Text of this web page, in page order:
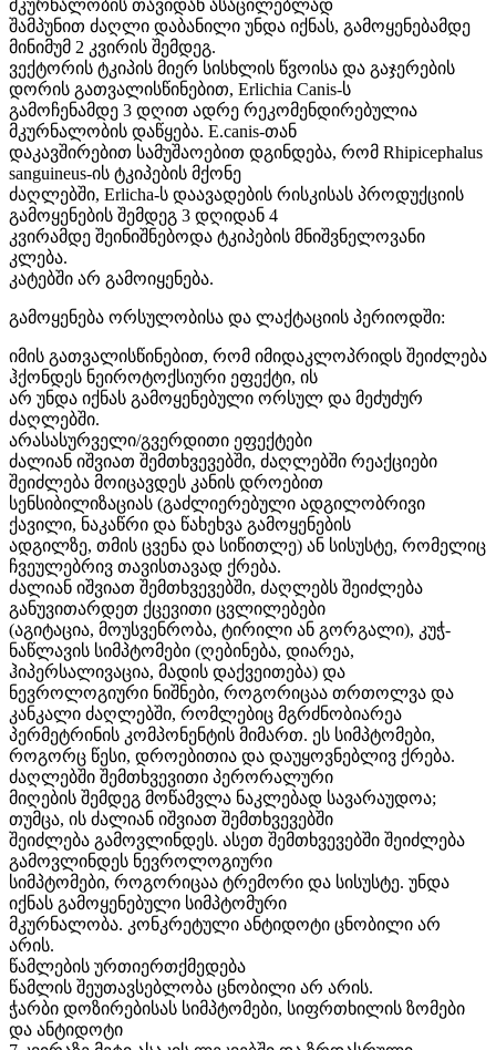
მკურნალობის თავიდან ასაცილებლად
შამპუნით ძაღლი დაბანილი უნდა იქნას, გამოყენებამდე
მინიმუმ 2 კვირის შემდეგ.
ვექტორის ტკიპის მიერ სისხლის წვოისა და გაჯერების
დორის გათვალისწინებით, Erlichia Canis-ს
გამოჩენამდე 3 დღით ადრე რეკომენდირებულია
მკურნალობის დაწყება. E.canis-თან
დაკავშირებით სამუშაოებით დგინდება, რომ Rhipicephalus
sanguineus-ის ტკიპების მქონე
ძაღლებში, Erlicha-ს დაავადების რისკისას პროდუქციის
გამოყენების შემდეგ 3 დღიდან 4
კვირამდე შეინიშნებოდა ტკიპების მნიშვნელოვანი
კლება.
კატებში არ გამოიყენება.
გამოყენება ორსულობისა და ლაქტაციის პერიოდში:
იმის გათვალისწინებით, რომ იმიდაკლოპრიდს შეიძლება
ჰქონდეს ნეიროტოქსიური ეფექტი, ის
არ უნდა იქნას გამოყენებული ორსულ და მეძუძურ
ძაღლებში.
არასასურველი/გვერდითი ეფექტები
ძალიან იშვიათ შემთხვევებში, ძაღლებში რეაქციები
შეიძლება მოიცავდეს კანის დროებით
სენსიბილიზაციას (გაძლიერებული ადგილობრივი
ქავილი, ნაკაწრი და წახეხვა გამოყენების
ადგილზე, თმის ცვენა და სიწითლე) ან სისუსტე, რომელიც
ჩვეულებრივ თავისთავად ქრება.
ძალიან იშვიათ შემთხვევებში, ძაღლებს შეიძლება
განუვითარდეთ ქცევითი ცვლილებები
(აგიტაცია, მოუსვენრობა, ტირილი ან გორგალი), კუჭ-
ნაწლავის სიმპტომები (ღებინება, დიარეა,
ჰიპერსალივაცია, მადის დაქვეითება) და
ნევროლოგიური ნიშნები, როგორიცაა თრთოლვა და
კანკალი ძაღლებში, რომლებიც მგრძნობიარეა
პერმეტრინის კომპონენტის მიმართ. ეს სიმპტომები,
როგორც წესი, დროებითია და დაუყოვნებლივ ქრება.
ძაღლებში შემთხვევითი პერორალური
მიღების შემდეგ მოწამვლა ნაკლებად სავარაუდოა;
თუმცა, ის ძალიან იშვიათ შემთხვევებში
შეიძლება გამოვლინდეს. ასეთ შემთხვევებში შეიძლება
გამოვლინდეს ნევროლოგიური
სიმპტომები, როგორიცაა ტრემორი და სისუსტე. უნდა
იქნას გამოყენებული სიმპტომური
მკურნალობა. კონკრეტული ანტიდოტი ცნობილი არ
არის.
წამლების ურთიერთქმედება
წამლის შეუთავსებლობა ცნობილი არ არის.
ჭარბი დოზირებისას სიმპტომები, სიფრთხილის ზომები
და ანტიდოტი